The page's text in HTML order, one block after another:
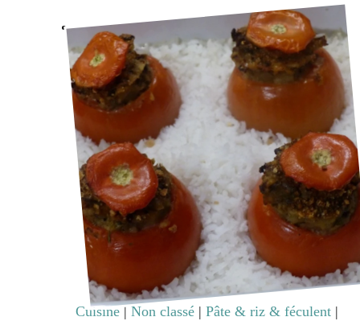
trop
easy
[et
presque
pas
de
vaisselle
!]
Cuisine | Non classé | Pâte & riz & féculent |